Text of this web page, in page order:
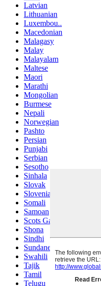
Latvian
Lithuanian
Luxembou..
Macedonian
Malagasy
Malay
Malayalam
Maltese
Maori
Marathi
Mongolian
Burmese
Nepali
Norwegian
Pashto
Persian
Punjabi
Serbian
Sesotho
Sinhala
Slovak
Slovenian
Somali
Samoan
Scots Gaelic
Shona
Sindhi
Sundanese
Swahili
Tajik
Tamil
Telugu